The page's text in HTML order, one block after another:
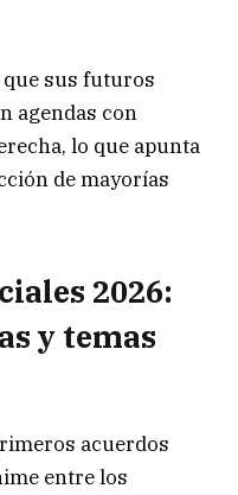
que sus futuros
agendas con
lo que apunta
de mayorías
2026:
y temas
acuerdos
entre los